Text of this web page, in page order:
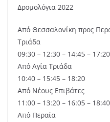
Δρομολόγια 2022
Από Θεσσαλονίκη προς
Τριάδα
09:30 – 12:30 – 14:45 – 17:20
Από Αγία Τριάδα
10:40 – 15:45 – 18:20
Από Νέους Επιβάτες
11:00 – 13:20 – 16:05 – 18:40
Από Περαία